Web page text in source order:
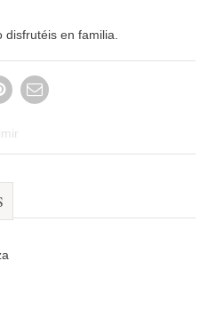
en familia.